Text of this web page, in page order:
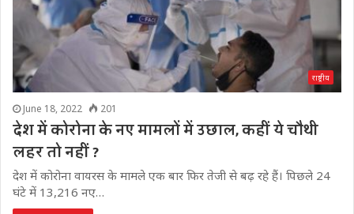
राष्ट्रीय
June 18, 2022 201
देश में कोरोना के नए मामलों में उछाल, कहीं ये चौथी
लहर तो नहीं ?
देश में कोरोना वायरस के मामले एक बार फिर तेजी से बढ़ रहे हैं। पिछले 24
घंटे में 13,216 नए…